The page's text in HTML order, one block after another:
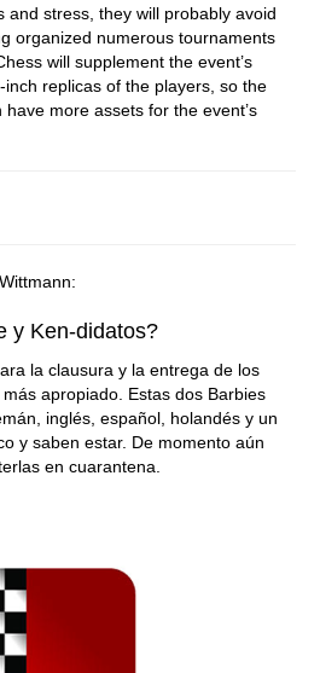
and stress, they will probably avoid
organized numerous tournaments
will supplement the event’s
replicas of the players, so the
more assets for the event’s
y Ken-didatos?
la clausura y la entrega de los
apropiado. Estas dos Barbies
inglés, español, holandés y un
y saben estar. De momento aún
en cuarantena.